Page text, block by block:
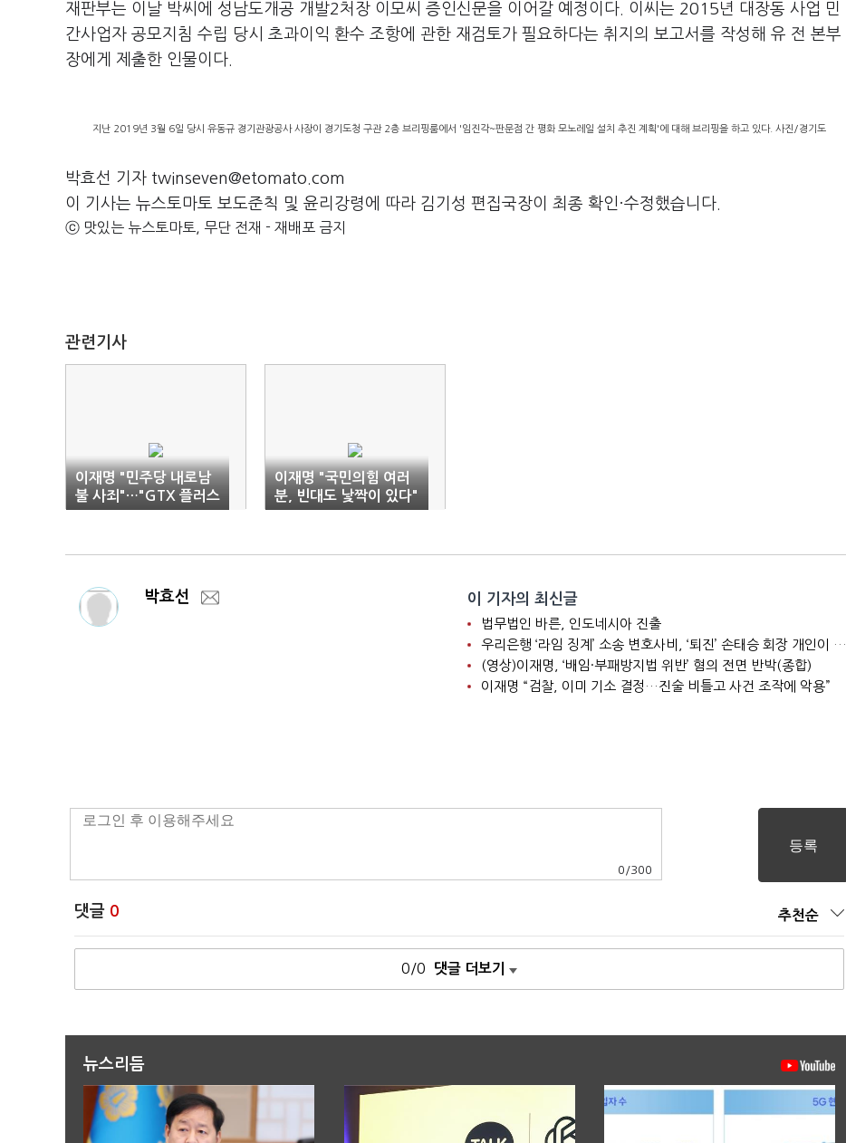
재판부는 이날 박씨에 성남도개공 개발2처장 이모씨 증인신문을 이어갈 예정이다. 이씨는 2015년 대장동 사업 민
간사업자 공모지침 수립 당시 초과이익 환수 조항에 관한 재검토가 필요하다는 취지의 보고서를 작성해 유 전 본부
장에게 제출한 인물이다.
지난 2019년 3월 6일 당시 유동규 경기관광공사 사장이 경기도청 구관 2층 브리핑룸에서 '임진각~판문점 간 평화 모노레일 설치 추진 계획'에 대해 브리핑을 하고 있다. 사진/경기도
박효선 기자 twinseven@etomato.com
이 기사는 뉴스토마토 보도준칙 및 윤리강령에 따라 김기성 편집국장이 최종 확인·수정했습니다.
ⓒ 맛있는 뉴스토마토, 무단 전재 - 재배포 금지
관련기사
이재명 "민주당 내로남
불 사죄"…"GTX 플러스
로 수도권 30분 생활권"
이재명 "국민의힘 여러
분, 빈대도 낯짝이 있다"
박효선 이 기자의 최신글
법무법인 바른, 인도네시아 진출
우리은행 ‘라임 징계’ 소송 변호사비, ‘퇴진’ 손태승 회장 개인이 납부하나
(영상)이재명, ‘배임·부패방지법 위반’ 혐의 전면 반박(종합)
이재명 “검찰, 이미 기소 결정…진술 비틀고 사건 조작에 악용”
0 /300
댓글 0 추천순
0/0 댓글 더보기
뉴스리듬